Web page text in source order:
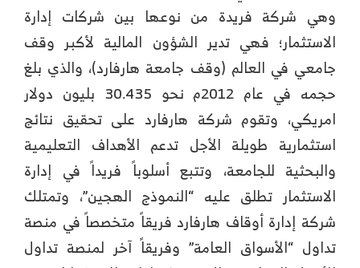
وهي شركة فريدة من نوعها بين شركات إدارة
الاستثمار؛ فهي تدير الشؤون المالية لأكبر وقف
جامعي في العالم (وقف جامعة هارفارد)، والذي بلغ
حجمه في عام 2012م نحو 30.435 بليون دولار
امريكي، وتقوم شركة هارفارد على تحقيق نتائج
استثمارية طويلة الأجل تدعم الأهداف التعليمية
والبحثية للجامعة، وتتبع أسلوباً فريداً في إدارة
الاستثمار تطلق عليه “النموذج الهجين”، وتمتلك
شركة إدارة أوقاف هارفارد فريقاً متخصصاً في منصة
تداول “الأسواق العامة” وفريقاً آخر لمنصة تداول